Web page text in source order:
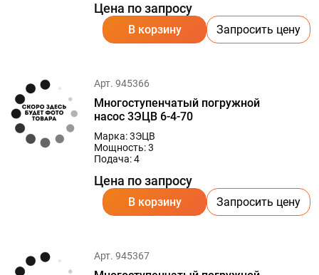
Цена по запросу
В корзину Запросить цену
Арт. 945366
Многоступенчатый погружной
насос 3ЭЦВ 6-4-70
Марка: 3ЭЦВ
Мощность: 3
Подача: 4
Цена по запросу
В корзину Запросить цену
Арт. 945367